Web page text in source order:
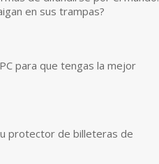
en sus trampas?
para que tengas la mejor
protector de billeteras de